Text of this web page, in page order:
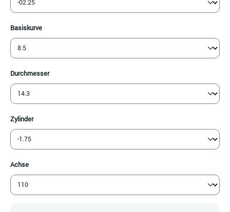
Basiskurveauswählen
Durchmesserauswählen
Zylinderauswählen
Achseauswählen